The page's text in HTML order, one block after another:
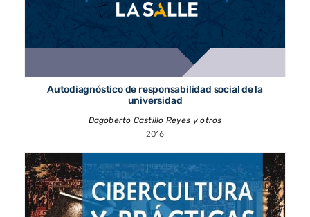
Autodiagnóstico de responsabilidad social de la
universidad
Dagoberto Castillo Reyes y otros
2016